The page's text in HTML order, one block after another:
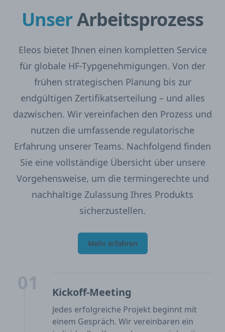
UnserArbeitsprozess
Eleos bietet Ihnen einen kompletten Service
für globale HF-Typgenehmigungen. Von der
frühen strategischen Planung bis zur
endgültigen Zertifikatserteilung – und alles
dazwischen. Wir vereinfachen den Prozess und
nutzen die umfassende regulatorische
Erfahrung unserer Teams. Nachfolgend finden
Sie eine vollständige Übersicht über unsere
Vorgehensweise, um die termingerechte und
nachhaltige Zulassung Ihres Produkts
sicherzustellen.
Mehr erfahren
Kickoff-Meeting
Jedes erfolgreiche Projekt beginnt mit
einem Gespräch. Wir vereinbaren ein